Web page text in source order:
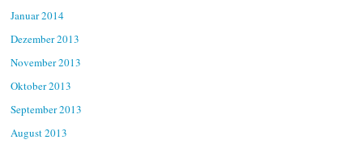
Januar 2014
Dezember 2013
November 2013
Oktober 2013
September 2013
August 2013